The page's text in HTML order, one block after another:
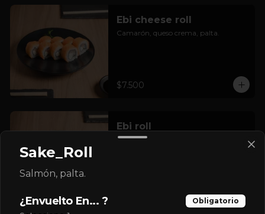
Ebi cheese roll
Camarón, queso crema, palta.
$7.500
Ebi roll
Camarón, palta.
Sake_Roll
Salmón, palta.
¿Envuelto En... ? Obligatorio